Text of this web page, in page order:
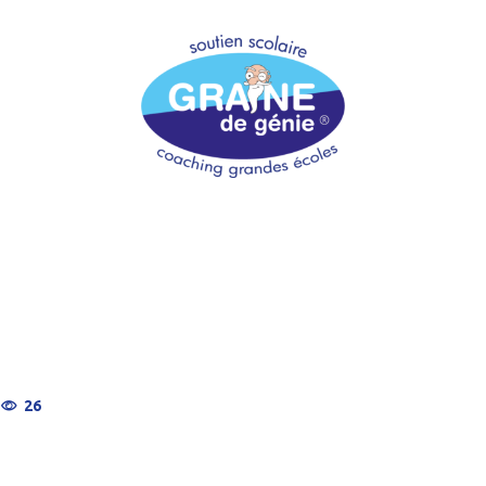
de la Grande Section de maternelle au
26
Génie, on va parler de l’un des concepts les plus